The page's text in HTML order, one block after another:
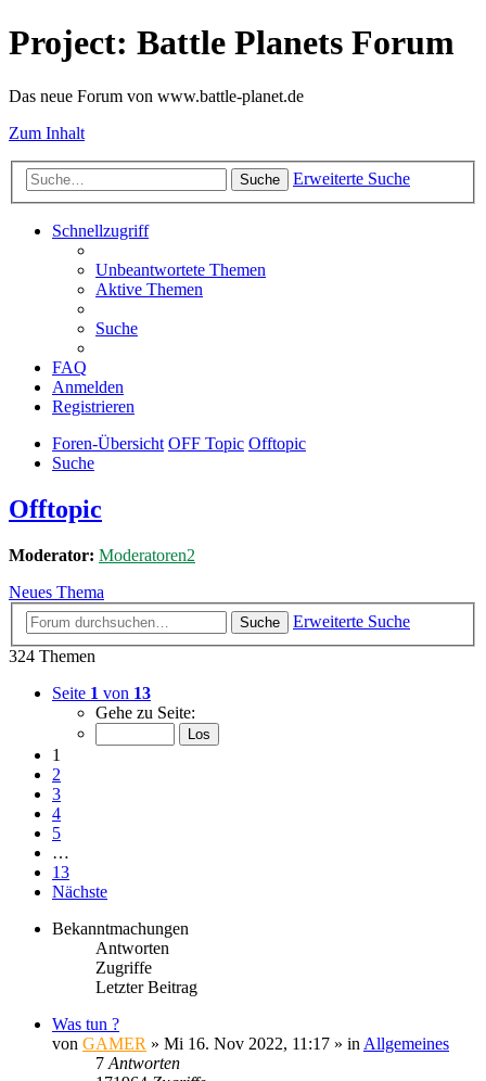
Project: Battle Planets Forum
Das neue Forum von www.battle-planet.de
Zum Inhalt
Suche Erweiterte Suche
Schnellzugriff
Unbeantwortete Themen
Aktive Themen
Suche
FAQ
Anmelden
Registrieren
Foren-Übersicht OFF Topic Offtopic
Suche
Offtopic
Moderator: Moderatoren2
Neues Thema
Suche
Erweiterte Suche
324 Themen
Seite 1 von 13
Gehe zu Seite:
1
2
3
4
5
…
13
Nächste
Bekanntmachungen
Antworten
Zugriffe
Letzter Beitrag
Was tun ?
von GAMER » Mi 16. Nov 2022, 11:17 » in Allgemeines
7 Antworten